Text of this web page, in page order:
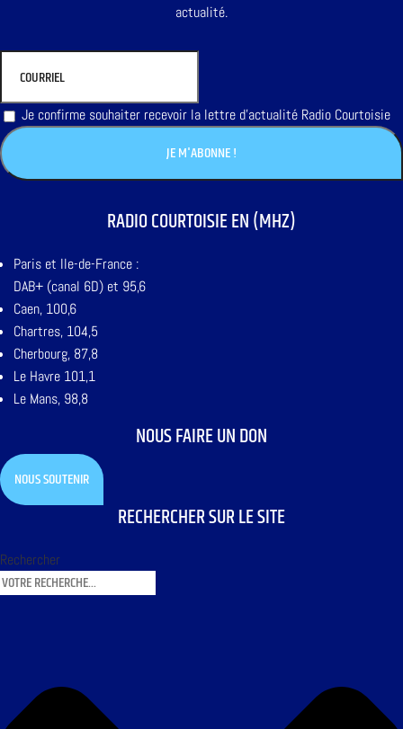
actualité.
Je confirme souhaiter recevoir la lettre d'actualité Radio Courtoisie
RADIO COURTOISIE EN (MHZ)
Paris et Ile-de-France :
DAB+ (canal 6D) et 95,6
Caen, 100,6
Chartres, 104,5
Cherbourg, 87,8
Le Havre 101,1
Le Mans, 98,8
NOUS FAIRE UN DON
NOUS SOUTENIR
RECHERCHER SUR LE SITE
Rechercher